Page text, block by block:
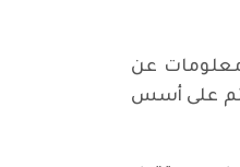
معلومات عن
على أسس